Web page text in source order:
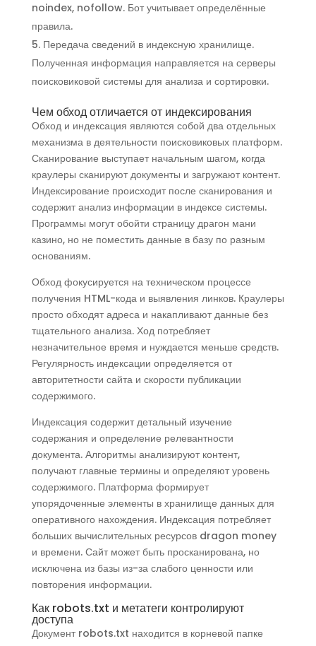
noindex, nofollow. Бот учитывает определённые
правила.
Передача сведений в индексную хранилище.
Полученная информация направляется на серверы
поисковиковой системы для анализа и сортировки.
Чем обход отличается от индексирования
Обход и индексация являются собой два отдельных
механизма в деятельности поисковиковых платформ.
Сканирование выступает начальным шагом, когда
краулеры сканируют документы и загружают контент.
Индексирование происходит после сканирования и
содержит анализ информации в индексе системы.
Программы могут обойти страницу драгон мани
казино, но не поместить данные в базу по разным
основаниям.
Обход фокусируется на техническом процессе
получения HTML-кода и выявления линков. Краулеры
просто обходят адреса и накапливают данные без
тщательного анализа. Ход потребляет
незначительное время и нуждается меньше средств.
Регулярность индексации определяется от
авторитетности сайта и скорости публикации
содержимого.
Индексация содержит детальный изучение
содержания и определение релевантности
документа. Алгоритмы анализируют контент,
получают главные термины и определяют уровень
содержимого. Платформа формирует
упорядоченные элементы в хранилище данных для
оперативного нахождения. Индексация потребляет
больших вычислительных ресурсов dragon money
и времени. Сайт может быть просканирована, но
исключена из базы из-за слабого ценности или
повторения информации.
Как robots.txt и метатеги контролируют
доступа
Документ robots.txt находится в корневой папке